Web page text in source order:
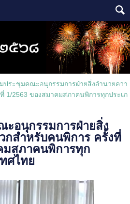
ประชุมคณะอนุกรรมการฝ่ายสิ่งอำนวยควา
1/2563 ของสมาคมสภาคนพิการทุกประเภ
ะอนุกรรมการฝ่ายสิ่ง
กสำหรับคนพิการ ครั้งที่
มสภาคนพิการทุก
ศไทย